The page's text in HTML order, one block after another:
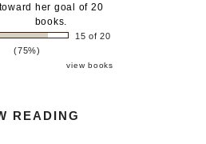
toward her goal of 20
books.
15 of 20
(75%)
view books
READING